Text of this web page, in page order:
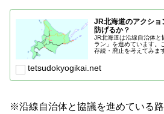
JR北海道のアクショ
防げるか？
JR北海道は沿線自治体
ラン」を進めています。
存続・廃止を考えてみま
tetsudokyogikai.net
※沿線自治体と協議を進めている